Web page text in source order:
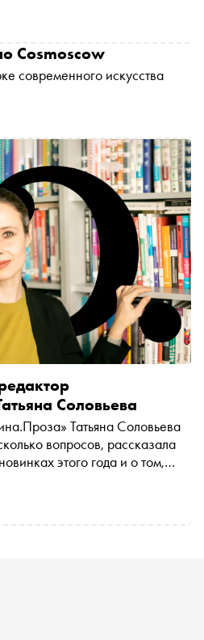
в рамках проекта «
на мировой арт-
страну» влияет на интерес
культуре и в чем секрет
африканского искусства
Cosmoscow
современного искусства
Соловьева
Татьяна Соловьева
вопросов, рассказала
этого года и о том,